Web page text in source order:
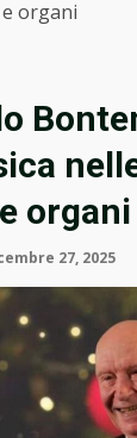
organi
organi
27, 2025